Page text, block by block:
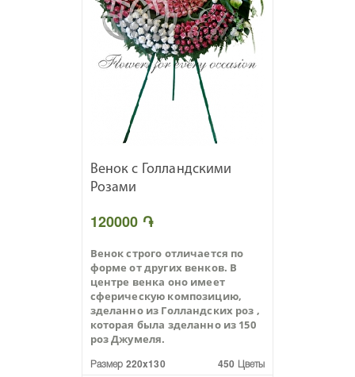
Венок с Голландскими
Розами
120000 ֏
Венок строго отличается по
форме от других венков. В
центре венка оно имеет
сферическую композицию,
зделанно из Голландских роз ,
которая была зделанно из 150
роз Джумеля.
Размер 220x130
450 Цветы